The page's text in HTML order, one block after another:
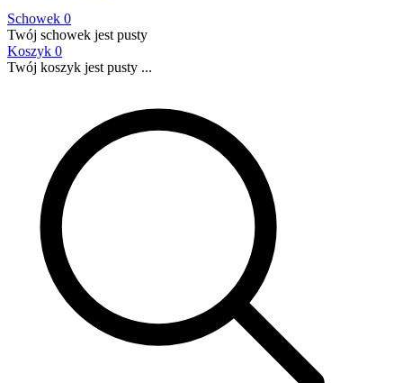
Schowek 0
Twój schowek jest pusty
Koszyk 0
Twój koszyk jest pusty ...